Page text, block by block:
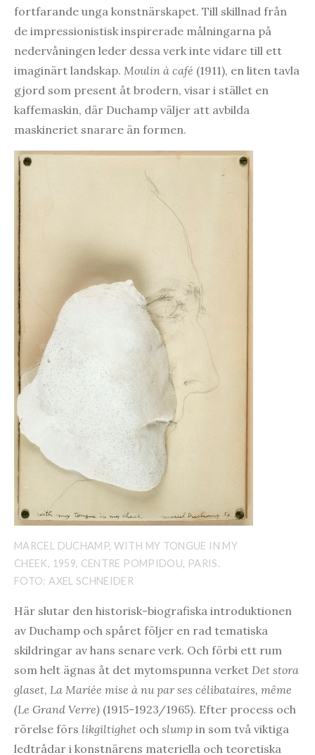
fortfarande unga konstnärskapet. Till skillnad från
de impressionistisk inspirerade målningarna på
nedervåningen leder dessa verk inte vidare till ett
imaginärt landskap. Moulin à café (1911), en liten tavla
gjord som present åt brodern, visar i stället en
kaffemaskin, där Duchamp väljer att avbilda
maskineriet snarare än formen.
MARCEL DUCHAMP, WITH MY TONGUE IN MY
CHEEK, 1959, CENTRE POMPIDOU, PARIS.
FOTO: AXEL SCHNEIDER
Här slutar den historisk-biografiska introduktionen
av Duchamp och spåret följer en rad tematiska
skildringar av hans senare verk. Och förbi ett rum
som helt ägnas åt det mytomspunna verket Det stora
glaset, La Mariée mise à nu par ses célibataires, même
(Le Grand Verre) (1915-1923/1965). Efter process och
rörelse förs likgiltighet och slump in som två viktiga
ledtrådar i konstnärens materiella och teoretiska